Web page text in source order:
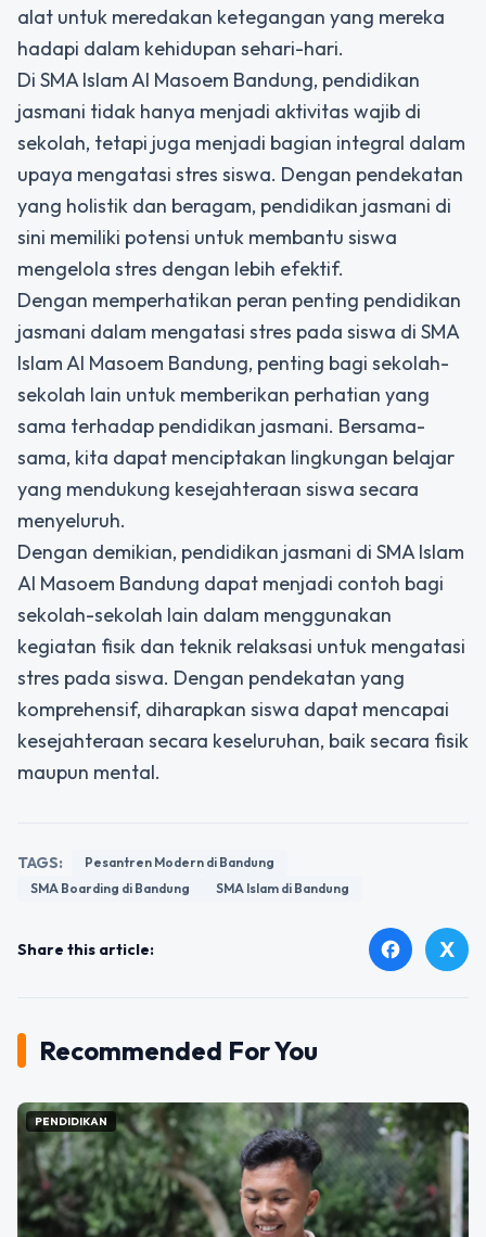
alat untuk meredakan ketegangan yang mereka
hadapi dalam kehidupan sehari-hari.
Di SMA Islam Al Masoem Bandung, pendidikan
jasmani tidak hanya menjadi aktivitas wajib di
sekolah, tetapi juga menjadi bagian integral dalam
upaya mengatasi stres siswa. Dengan pendekatan
yang holistik dan beragam, pendidikan jasmani di
sini memiliki potensi untuk membantu siswa
mengelola stres dengan lebih efektif.
Dengan memperhatikan peran penting pendidikan
jasmani dalam mengatasi stres pada siswa di SMA
Islam Al Masoem Bandung, penting bagi sekolah-
sekolah lain untuk memberikan perhatian yang
sama terhadap pendidikan jasmani. Bersama-
sama, kita dapat menciptakan lingkungan belajar
yang mendukung kesejahteraan siswa secara
menyeluruh.
Dengan demikian, pendidikan jasmani di SMA Islam
Al Masoem Bandung dapat menjadi contoh bagi
sekolah-sekolah lain dalam menggunakan
kegiatan fisik dan teknik relaksasi untuk mengatasi
stres pada siswa. Dengan pendekatan yang
komprehensif, diharapkan siswa dapat mencapai
kesejahteraan secara keseluruhan, baik secara fisik
maupun mental.
TAGS:
Pesantren Modern di Bandung
SMA Boarding di Bandung
SMA Islam di Bandung
Share this article: facebook X
Recommended For You
PENDIDIKAN